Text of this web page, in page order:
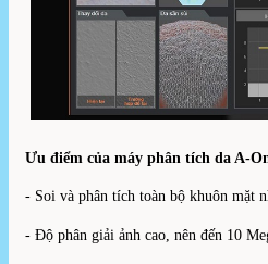
Ưu điểm của máy phân tích da A-
- Soi và phân tích toàn bộ khuôn mặt
- Độ phân giải ảnh cao, nên đến 10